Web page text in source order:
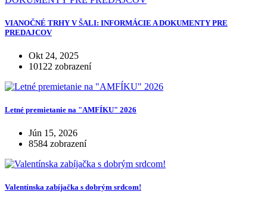
VIANOČNÉ TRHY V ŠALI: INFORMÁCIE A DOKUMENTY PRE
PREDAJCOV
Okt 24, 2025
10122 zobrazení
Letné premietanie na "AMFÍKU" 2026
Jún 15, 2026
8584 zobrazení
Valentínska zabíjačka s dobrým srdcom!